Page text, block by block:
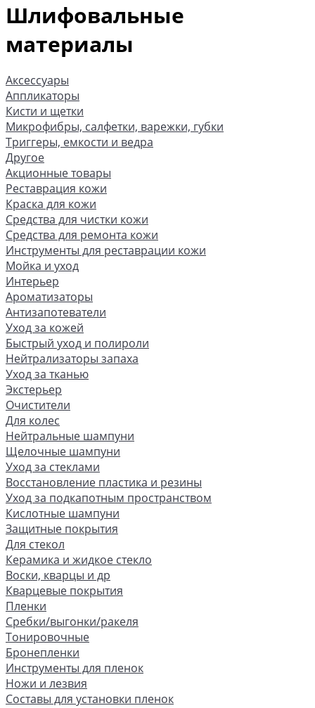
Шлифовальные
материалы
Аксессуары
Аппликаторы
Кисти и щетки
Микрофибры, салфетки, варежки, губки
Триггеры, емкости и ведра
Другое
Акционные товары
Реставрация кожи
Краска для кожи
Средства для чистки кожи
Средства для ремонта кожи
Инструменты для реставрации кожи
Мойка и уход
Интерьер
Ароматизаторы
Антизапотеватели
Уход за кожей
Быстрый уход и полироли
Нейтрализаторы запаха
Уход за тканью
Экстерьер
Очистители
Для колес
Нейтральные шампуни
Щелочные шампуни
Уход за стеклами
Восстановление пластика и резины
Уход за подкапотным пространством
Кислотные шампуни
Защитные покрытия
Для стекол
Керамика и жидкое стекло
Воски, кварцы и др
Кварцевые покрытия
Пленки
Сребки/выгонки/ракеля
Тонировочные
Бронепленки
Инструменты для пленок
Ножи и лезвия
Составы для установки пленок